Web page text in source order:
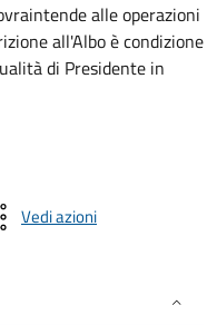
alle operazioni
all'Albo è condizione
di Presidente in
Vedi azioni